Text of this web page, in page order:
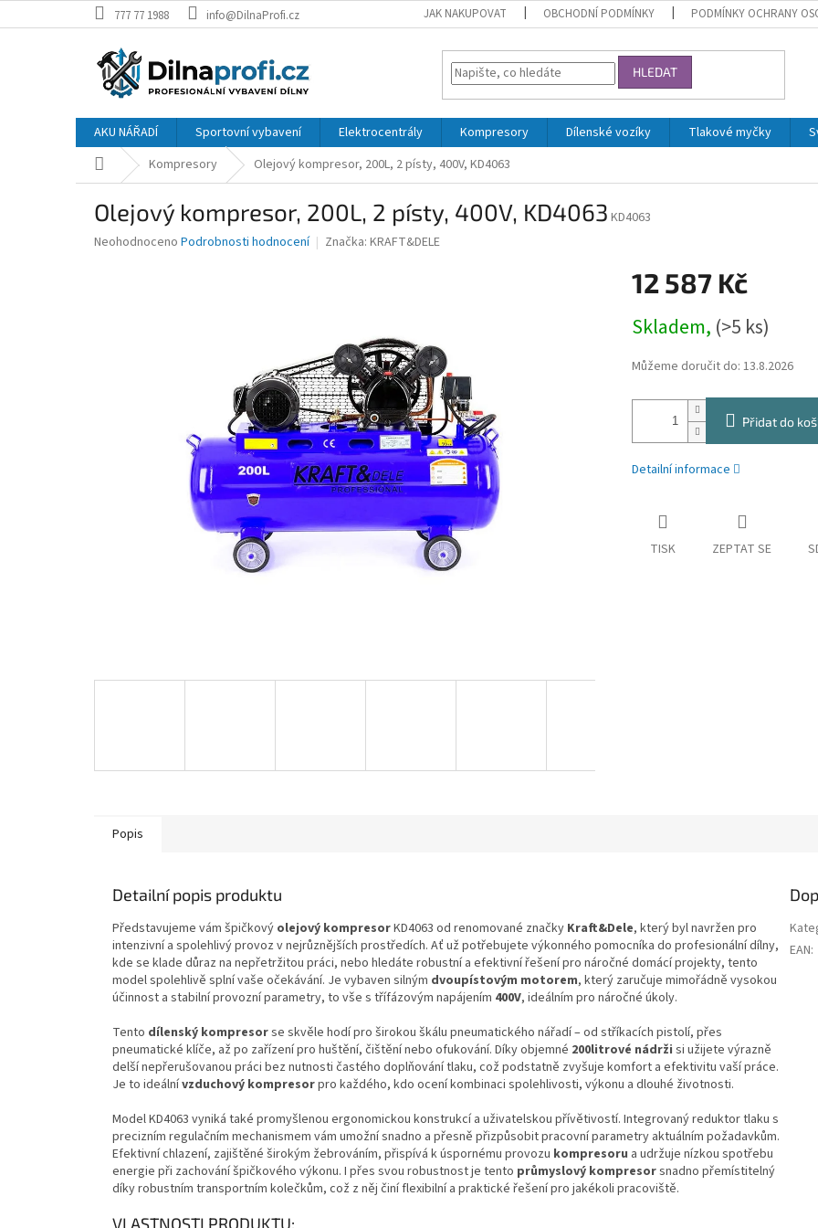
na
777 77 1988 info@DilnaProfi.cz JAK NAKUPOVAT OBCHODNÍ PODMÍNKY PODMÍNKY OCHRANY
HLEDAT
AKU NÁŘADÍ Sportovní vybavení Elektrocentrály Kompresory Dílenské vozíky Tlakové myčky
Domů Kompresory Olejový kompresor, 200L, 2 písty, 400V, KD4063
Olejový kompresor, 200L, 2 písty, 400V, KD4063 KD4063
Průměrné
Neohodnoceno Podrobnosti hodnocení Značka: KRAFT&DELE
12 587 Kč
cena:
Skladem, (>5 ks)
Můžeme doručit do: 13.8.2026
Přidat do
Detailní informace
TISK ZEPTAT SE
Popis
Detailní popis produktu
Představujeme vám špičkový olejový kompresorKD4063 od renomované značky Kraft&Dele, který byl navržen pro
intenzivní a spolehlivý provoz v nejrůznějších prostředích. Ať už potřebujete výkonného pomocníka do profesionální dílny,
kde se klade důraz na nepřetržitou práci, nebo hledáte robustní a efektivní řešení pro náročné domácí projekty, tento
model spolehlivě splní vaše očekávání. Je vybaven silným dvoupístovým motorem, který zaručuje mimořádně vysokou
účinnost a stabilní provozní parametry, to vše s třífázovým napájením 400V, ideálním pro náročné úkoly.
Tento dílenský kompresorse skvěle hodí pro širokou škálu pneumatického nářadí – od stříkacích pistolí, přes
pneumatické klíče, až po zařízení pro huštění, čištění nebo ofukování. Díky objemné 200litrové nádrži si užijete výrazně
delší nepřerušovanou práci bez nutnosti častého doplňování tlaku, což podstatně zvyšuje komfort a efektivitu vaší práce.
Je to ideálnívzduchový kompresorpro každého, kdo ocení kombinaci spolehlivosti, výkonu a dlouhé životnosti.
Model KD4063 vyniká také promyšlenou ergonomickou konstrukcí a uživatelskou přívětivostí. Integrovaný reduktor tlaku s
precizním regulačním mechanismem vám umožní snadno a přesně přizpůsobit pracovní parametry aktuálním požadavkům.
Efektivní chlazení, zajištěné širokým žebrováním, přispívá k úspornému provozu kompresoru a udržuje nízkou spotřebu
energie při zachování špičkového výkonu. I přes svou robustnost je tento průmyslový kompresorsnadno přemístitelný
díky robustním transportním kolečkům, což z něj činí flexibilní a praktické řešení pro jakékoli pracoviště.
VLASTNOSTI PRODUKTU:
EAN: